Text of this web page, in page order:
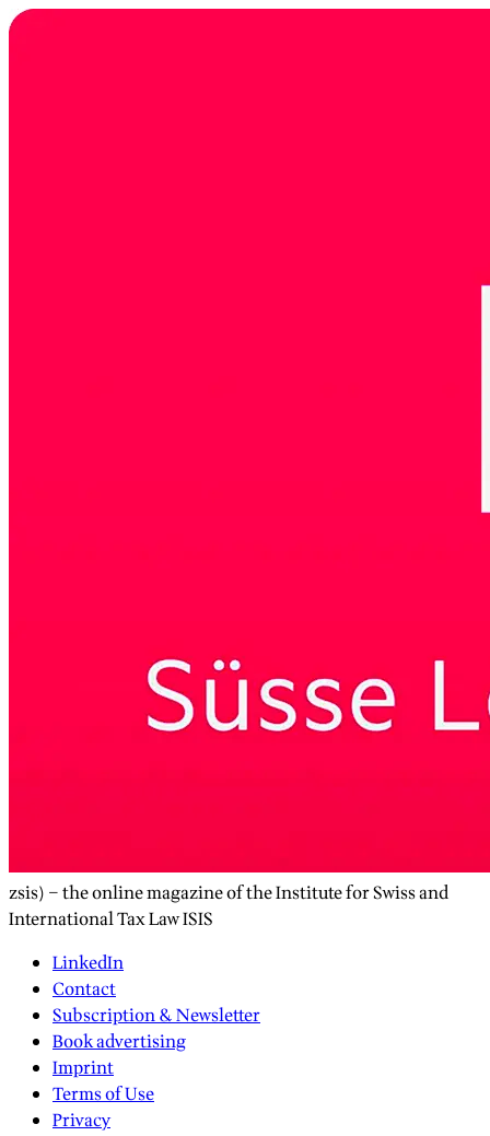
zsis) – the online magazine of the Institute for Swiss and
International Tax Law ISIS
LinkedIn
Contact
Subscription & Newsletter
Book advertising
Imprint
Terms of Use
Privacy